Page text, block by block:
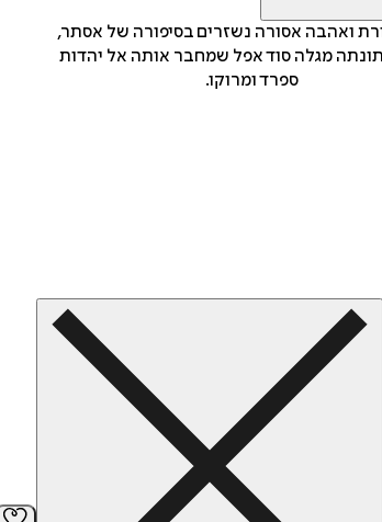
ואהבה אסורה נשזרים בסיפורה של אסתר,
מגלה סוד אפל שמחבר אותה אל יהדות
ספרד ומרוקו.